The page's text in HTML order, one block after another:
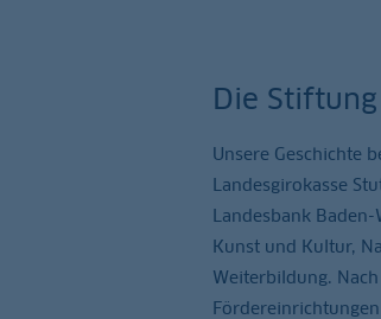
Die Stiftung
Unsere Geschichte
Landesgirokasse
Landesbank
Kunst und Kultur,
Weiterbildung.